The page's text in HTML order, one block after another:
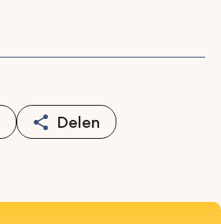
Delen